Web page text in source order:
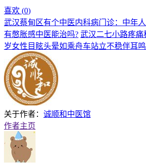
喜欢 (0)
武汉蔡甸区有个中医内科病门诊：中年
有憋胀感中医能治吗? 武汉二七小路疼痛
岁女性目眩头晕如乘舟车站立不稳伴耳鸣
关于作者： 诚顺和中医馆
作者主页